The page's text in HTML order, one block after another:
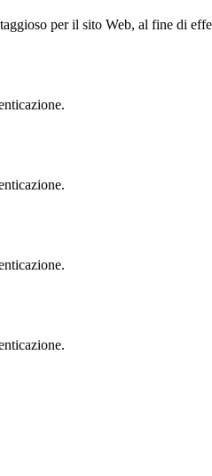
per il sito Web, al fine di